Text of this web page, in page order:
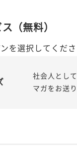
（無料）
を選択してくださ
社会人とし
マガをお送